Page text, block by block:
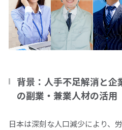
閉
背景：人手不足解消と企
の副業・兼業人材の活用
日本は深刻な人口減少により、